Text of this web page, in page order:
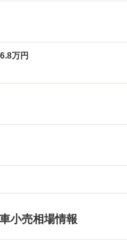
万円
小売相場情報